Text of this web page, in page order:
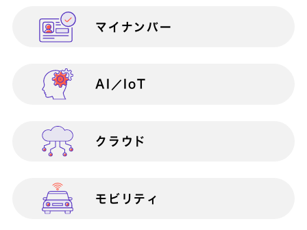
マイナンバー
AI／IoT
クラウド
モビリティ
総務部門向け
災害対策（BCP）
営業支援
内部統制
ICTインフラ構築・運用
BizDevOps伴走支援サービス
BizVision PLUS